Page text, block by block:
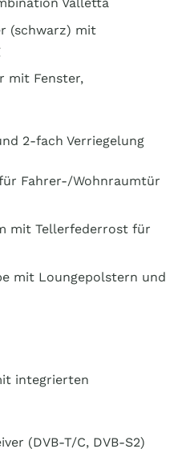
(schwarz) mit
mit Fenster,
2-fach Verriegelung
Fahrer-/Wohnraumtür
mit Tellerfederrost für
mit Loungepolstern und
integrierten
(DVB-T/C, DVB-S2)